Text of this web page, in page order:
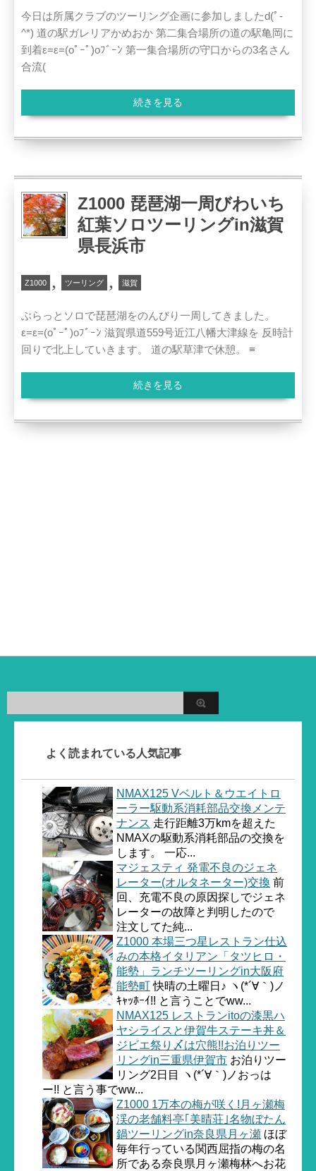
今日は所属クラブのツーリング企画に参加しましたd(ﾟ-
^*) 道の駅ガレリアかめおか 第二集合場所の道の駅亀岡に
到着ε=ε=(oﾟｰﾟ)oﾌﾞｰﾝ 第一集合場所の守口からの3名さん
合流(
続きを見る
Z1000 琵琶湖一周びわいち
紅葉ソロツーリングin滋賀
県長浜市
Z1000 , ツーリング , 滋賀
ぶらっとソロで琵琶湖をのんびり一周してきました。
ε=ε=(oﾟｰﾟ)oﾌﾞｰﾝ 滋賀県道559号近江八幡大津線を 反時計
回りで北上していきます。 道の駅草津で休憩。 ≡
続きを見る
よく読まれている人気記事
NMAX125 Vベルト＆ウエイトロ
ーラー駆動系消耗部品交換メンテ
ナンス 走行距離3万kmを超えた
NMAXの駆動系消耗部品の交換を
します。 一応...
マジェスティ 発電不良のジェネ
レーター(オルタネーター)交換 前
回、充電不良の原因探しでジェネ
レーターの故障と判明したので
注文してた純...
Z1000 本場三つ星レストラン仕込
みの本格イタリアン「タツヒロ・
能勢」ランチツーリングin大阪府
能勢町 快晴の土曜日♪ ヽ(*´∀｀)ノ
ｷｬｯﾎｰｲ!! と言うことでww...
NMAX125 レストランitoの漆黒ハ
ヤシライスと伊賀牛ステーキ丼＆
ジビエ祭り〆は穴熊!!お泊りツー
リングin三重県伊賀市 お泊りツー
リング2日目 ヽ(*´∀｀)ノおっは
ー!! と言う事でww...
Z1000 1万本の梅が咲く!月ヶ瀬梅
渓の老舗料亭｢美晴荘｣名物ぼたん
鍋ツーリングin奈良県月ヶ瀬 ほぼ
毎年行っている関西屈指の梅の名
所である奈良県月ヶ瀬梅林へお花